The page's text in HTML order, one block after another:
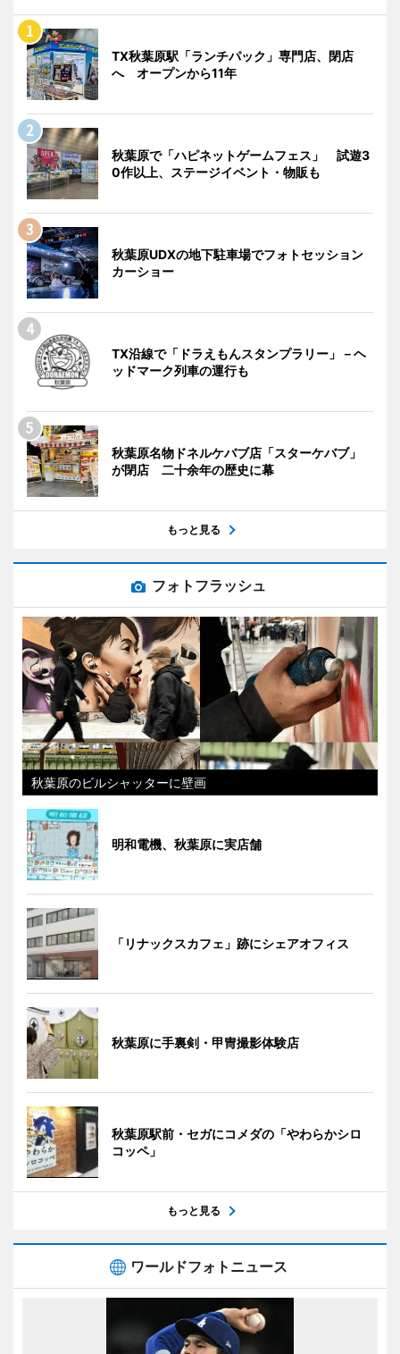
TX秋葉原駅「ランチパック」専門店、閉店
へ オープンから11年
秋葉原で「ハピネットゲームフェス」 試遊3
0作以上、ステージイベント・物販も
秋葉原UDXの地下駐車場でフォトセッション
カーショー
TX沿線で「ドラえもんスタンプラリー」－ヘ
ッドマーク列車の運行も
秋葉原名物ドネルケバブ店「スターケバブ」
が閉店 二十余年の歴史に幕
もっと見る
フォトフラッシュ
秋葉原のビルシャッターに壁画
明和電機、秋葉原に実店舗
「リナックスカフェ」跡にシェアオフィス
秋葉原に手裏剣・甲冑撮影体験店
秋葉原駅前・セガにコメダの「やわらかシロ
コッペ」
もっと見る
ワールドフォトニュース